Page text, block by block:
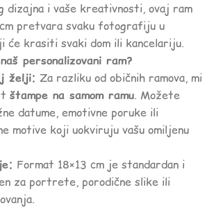
dizajna i vaše kreativnosti, ovaj ram
pretvara svaku fotografiju u
će krasiti svaki dom ili kancelariju.
personalizovani ram?
želji: Za razliku od običnih ramova, mi
štampe na samom ramu. Možete
datume, emotivne poruke ili
motive koji uokviruju vašu omiljenu
Format 18×13 cm je standardan i
za portrete, porodične slike ili